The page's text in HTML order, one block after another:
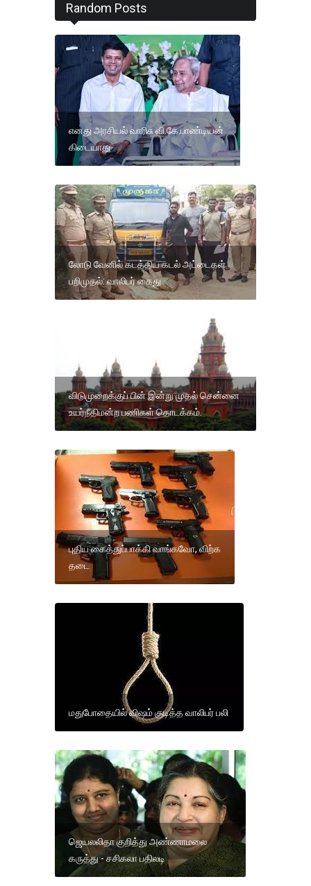
Random Posts
எனது அரசியல் வாரிசு வி.கே.பாண்டியன்
கிடையாது
லோடு வேனில் கடத்திய கடல் அட்டைகள்
பறிமுதல்: வாலிபர் கைது
விடுமுறைக்குப் பின் இன்று முதல் சென்னை
உயர்நீதிமன்ற பணிகள் தொடக்கம்.
புதிய கைத்துப்பாக்கி வாங்கவோ, விற்க
தடை
மதுபோதையில் விஷம் குடித்த வாலிபர் பலி
ஜெயலலிதா குறித்து அண்ணாமலை
கருத்து - சசிகலா பதிலடி